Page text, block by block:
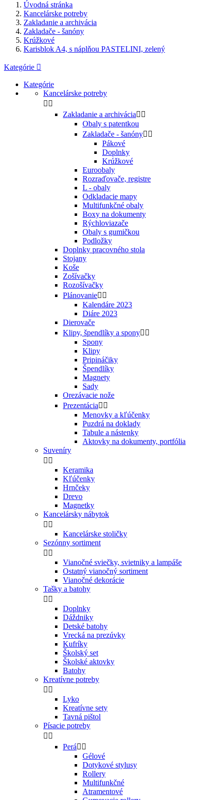
Úvodná stránka
Kancelárske potreby
Zakladanie a archivácia
Zakladače - šanóny
Krúžkové
Karisblok A4, s náplňou PASTELINI, zelený
Kategórie 
Kategórie
Kancelárske potreby
 
Zakladanie a archivácia 
Obaly s patentkou
Zakladače - šanóny 
Pákové
Doplnky
Krúžkové
Euroobaly
Rozraďovače, registre
L - obaly
Odkladacie mapy
Multifunkčné obaly
Boxy na dokumenty
Rýchloviazače
Obaly s gumičkou
Podložky
Doplnky pracovného stola
Stojany
Koše
Zošívačky
Rozošívačky
Plánovanie 
Kalendáre 2023
Diáre 2023
Dierovače
Klipy, špendlíky a spony 
Spony
Klipy
Pripináčiky
Špendlíky
Magnety
Sady
Orezávacie nože
Prezentácia 
Menovky a kľúčenky
Puzdrá na doklady
Tabule a nástenky
Aktovky na dokumenty, portfólia
Suveníry
 
Keramika
Kľúčenky
Hrnčeky
Drevo
Magnetky
Kancelársky nábytok
 
Kancelárske stoličky
Sezónny sortiment
 
Vianočné sviečky, svietniky a lampáše
Ostatný vianočný sortiment
Vianočné dekorácie
Tašky a batohy
 
Doplnky
Dáždniky
Detské batohy
Vrecká na prezúvky
Kufríky
Školský set
Školské aktovky
Batohy
Kreatívne potreby
 
Lyko
Kreatívne sety
Tavná pištol
Písacie potreby
 
Perá 
Gélové
Dotykové stylusy
Rollery
Multifunkčné
Atramentové